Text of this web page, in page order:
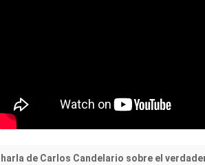
de Carlos Candelario sobre el